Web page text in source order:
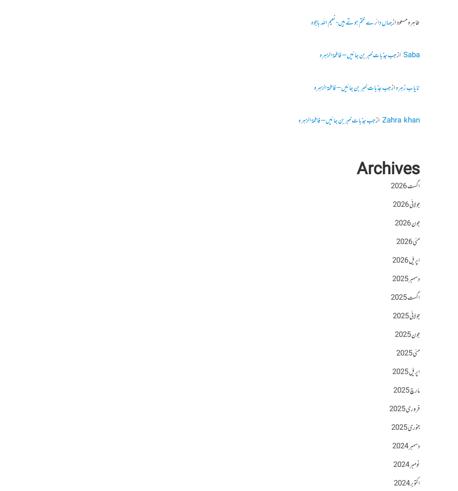
طاہرہ مسعودازجہاں دائرے ختم ہوتے ہیں- نعیم اللہ باجوہ
Sabaازجب جذبات خبر بن جائیں – فاطمۃالزہرہ
نایاب زہرہازجب جذبات خبر بن جائیں – فاطمۃالزہرہ
Zahra khanازجب جذبات خبر بن جائیں – فاطمۃالزہرہ
Archives
اگست 2026
جولائی 2026
جون 2026
مئی 2026
اپریل 2026
دسمبر 2025
اگست 2025
جولائی 2025
جون 2025
مئی 2025
اپریل 2025
مارچ 2025
فروری 2025
جنوری 2025
دسمبر 2024
نومبر 2024
اکتوبر 2024